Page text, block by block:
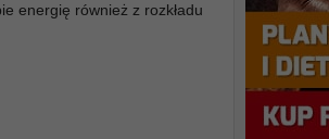
energię również z rozkładu